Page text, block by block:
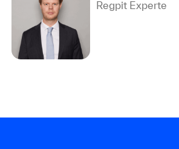
Regpit Experte